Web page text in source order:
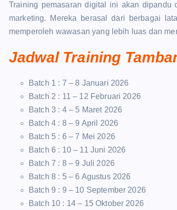
Training pemasaran digital ini akan dipandu
marketing. Mereka berasal dari berbagai
memperoleh wawasan yang lebih luas dan
Jadwal Training
Batch 1 : 7 – 8 Januari 2026
Batch 2 : 11 – 12 Februari 2026
Batch 3 : 4 – 5 Maret 2026
Batch 4 : 8 – 9 April 2026
Batch 5 : 6 – 7 Mei 2026
Batch 6 : 10 – 11 Juni 2026
Batch 7 : 8 – 9 Juli 2026
Batch 8 : 5 – 6 Agustus 2026
Batch 9 : 9 – 10 September 2026
Batch 10 : 14 – 15 Oktober 2026